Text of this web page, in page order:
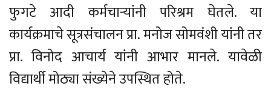
फुगटे आदी कर्मचाऱ्यांनी परिश्रम घेतले. या
कार्यक्रमाचे सूत्रसंचालन प्रा. मनोज सोमवंशी यांनी तर
प्रा. विनोद आचार्य यांनी आभार मानले. यावेळी
विद्यार्थी मोठ्या संख्येने उपस्थित होते.